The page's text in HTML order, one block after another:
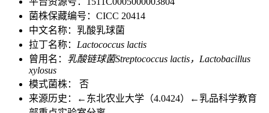
菌株保藏编号：CICC 20414
中文名称：乳酸乳球菌
拉丁名称： Lactococcus lactis
曾用名： 乳酸链球菌Streptococcus lactis，Lactobacillus
xylosus
模式菌株： 否
来源历史：←东北农业大学（4.0424）←乳品科学教育